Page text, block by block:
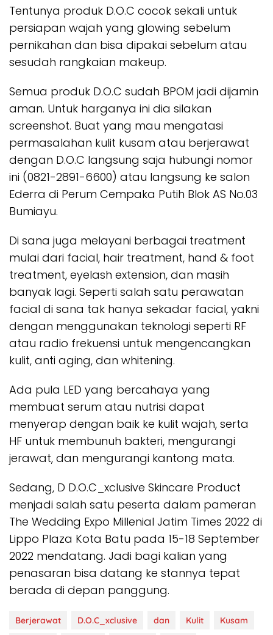
Tentunya produk D.O.C cocok sekali untuk
persiapan wajah yang glowing sebelum
pernikahan dan bisa dipakai sebelum atau
sesudah rangkaian makeup.
Semua produk D.O.C sudah BPOM jadi dijamin
aman. Untuk harganya ini dia silakan
screenshot. Buat yang mau mengatasi
permasalahan kulit kusam atau berjerawat
dengan D.O.C langsung saja hubungi nomor
ini (0821-2891-6600) atau langsung ke salon
Ederra di Perum Cempaka Putih Blok AS No.03
Bumiayu.
Di sana juga melayani berbagai treatment
mulai dari facial, hair treatment, hand & foot
treatment, eyelash extension, dan masih
banyak lagi. Seperti salah satu perawatan
facial di sana tak hanya sekadar facial, yakni
dengan menggunakan teknologi seperti RF
atau radio frekuensi untuk mengencangkan
kulit, anti aging, dan whitening.
Ada pula LED yang bercahaya yang
membuat serum atau nutrisi dapat
menyerap dengan baik ke kulit wajah, serta
HF untuk membunuh bakteri, mengurangi
jerawat, dan mengurangi kantong mata.
Sedang, D D.O.C_xclusive Skincare Product
menjadi salah satu peserta dalam pameran
The Wedding Expo Millenial Jatim Times 2022 di
Lippo Plaza Kota Batu pada 15-18 September
2022 mendatang. Jadi bagi kalian yang
penasaran bisa datang ke stannya tepat
berada di depan panggung.
Berjerawat D.O.C_xclusive dan Kulit Kusam